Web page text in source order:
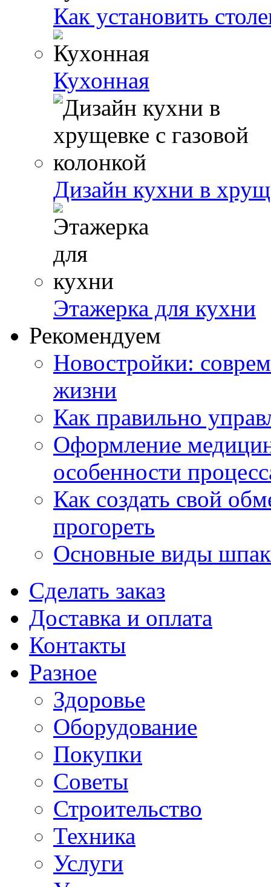
Как установить
Кухонная
Дизайн кухни в
Этажерка для кухни
Рекомендуем
Новостройки:
жизни
Как правильно
Оформление
особенности
Как создать свой
прогореть
Основные виды
Сделать заказ
Доставка и оплата
Контакты
Разное
Здоровье
Оборудование
Покупки
Советы
Строительство
Техника
Услуги